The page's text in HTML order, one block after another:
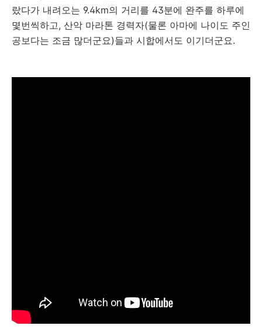
랐다가 내려오는 9.4km의 거리를 43분에 완주를 하루에
몇번씩하고, 산악 마라톤 경력자(물론 아마에 나이도 주인
공보다는 조금 많더군요)들과 시합에서도 이기더군요.